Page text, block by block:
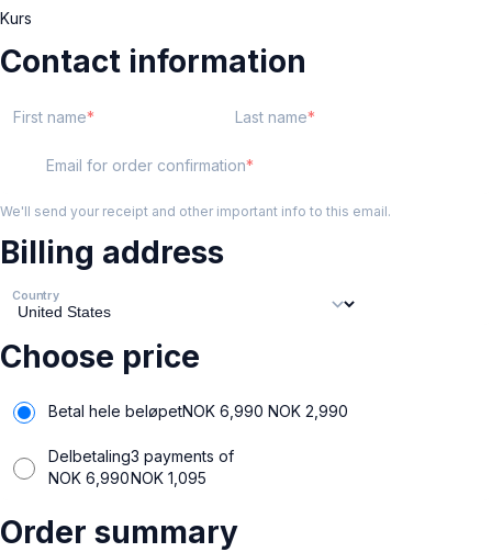
Kurs
Contact information
First name Last name
Email for order confirmation
We'll send your receipt and other important info to this email.
Billing address
Country
Choose price
Betal hele beløpetNOK 6,990 NOK 2,990
Delbetaling
NOK 6,990
3 payments of
NOK 1,095
Order summary